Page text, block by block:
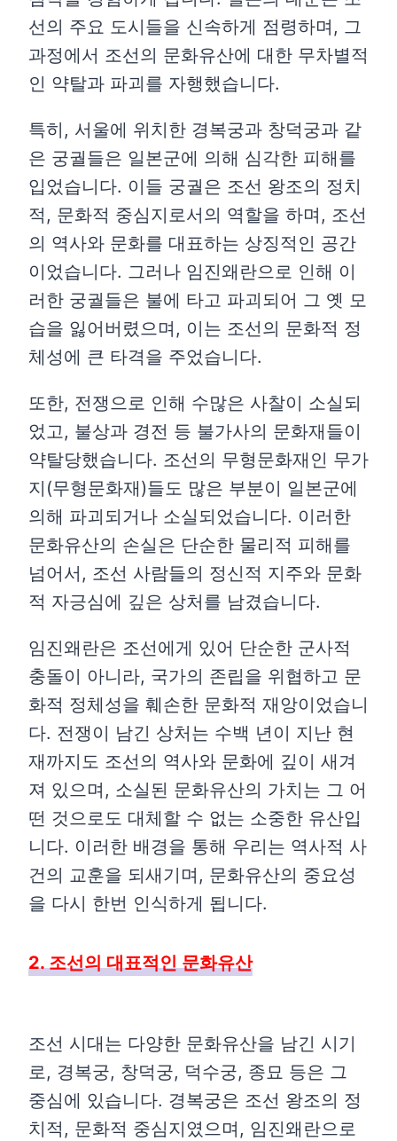
선의 주요 도시들을 신속하게 점령하며, 그
과정에서 조선의 문화유산에 대한 무차별적
인 약탈과 파괴를 자행했습니다.
특히, 서울에 위치한 경복궁과 창덕궁과 같
은 궁궐들은 일본군에 의해 심각한 피해를
입었습니다. 이들 궁궐은 조선 왕조의 정치
적, 문화적 중심지로서의 역할을 하며, 조선
의 역사와 문화를 대표하는 상징적인 공간
이었습니다. 그러나 임진왜란으로 인해 이
러한 궁궐들은 불에 타고 파괴되어 그 옛 모
습을 잃어버렸으며, 이는 조선의 문화적 정
체성에 큰 타격을 주었습니다.
또한, 전쟁으로 인해 수많은 사찰이 소실되
었고, 불상과 경전 등 불가사의 문화재들이
약탈당했습니다. 조선의 무형문화재인 무가
지(무형문화재)들도 많은 부분이 일본군에
의해 파괴되거나 소실되었습니다. 이러한
문화유산의 손실은 단순한 물리적 피해를
넘어서, 조선 사람들의 정신적 지주와 문화
적 자긍심에 깊은 상처를 남겼습니다.
임진왜란은 조선에게 있어 단순한 군사적
충돌이 아니라, 국가의 존립을 위협하고 문
화적 정체성을 훼손한 문화적 재앙이었습니
다. 전쟁이 남긴 상처는 수백 년이 지난 현
재까지도 조선의 역사와 문화에 깊이 새겨
져 있으며, 소실된 문화유산의 가치는 그 어
떤 것으로도 대체할 수 없는 소중한 유산입
니다. 이러한 배경을 통해 우리는 역사적 사
건의 교훈을 되새기며, 문화유산의 중요성
을 다시 한번 인식하게 됩니다.
2. 조선의 대표적인 문화유산
조선 시대는 다양한 문화유산을 남긴 시기
로, 경복궁, 창덕궁, 덕수궁, 종묘 등은 그
중심에 있습니다. 경복궁은 조선 왕조의 정
치적, 문화적 중심지였으며, 임진왜란으로